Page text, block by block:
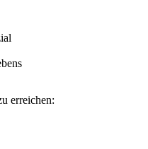
erreichen: